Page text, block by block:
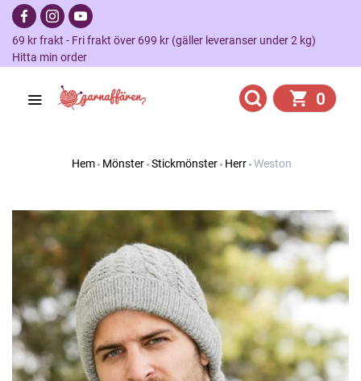
69 kr frakt - Fri frakt över 699 kr (gäller leveranser under 2 kg)
Hitta min order
0
Hem Mönster Stickmönster Herr Weston